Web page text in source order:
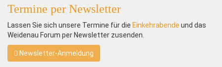
Termine per Newsletter
Lassen Sie sich unsere Termine für die Einkehrabende und das
Weidenau Forum per Newsletter zusenden.
Newsletter-Anmeldung